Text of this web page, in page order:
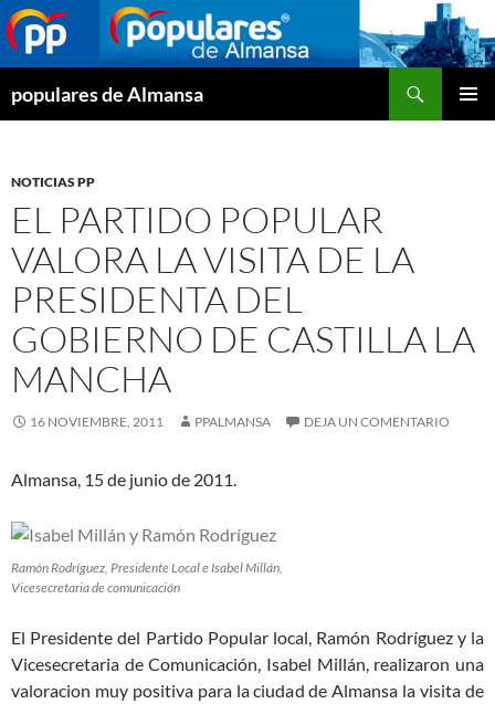
populares de Almansa
NOTICIAS PP
EL PARTIDO POPULAR
VALORA LA VISITA DE LA
PRESIDENTA DEL
GOBIERNO DE CASTILLA LA
MANCHA
16 NOVIEMBRE, 2011 PPALMANSA DEJA UN COMENTARIO
Almansa, 15 de junio de 2011.
Ramón Rodríguez, Presidente Local e Isabel Millán,
Vicesecretaria de comunicación
El Presidente del Partido Popular local, Ramón Rodríguez y la
Vicesecretaria de Comunicación, Isabel Millán, realizaron una
valoracion muy positiva para la ciudad de Almansa la visita de